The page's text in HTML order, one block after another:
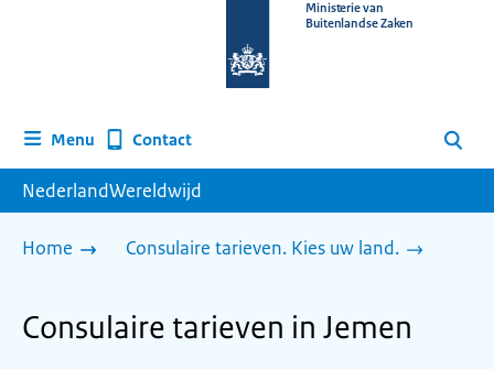
homepage
Ministerie van
Buitenlandse Zaken
Menu Contact Zoeken
NederlandWereldwijd
Home Consulaire tarieven. Kies uw land.
Consulaire tarieven in Jemen